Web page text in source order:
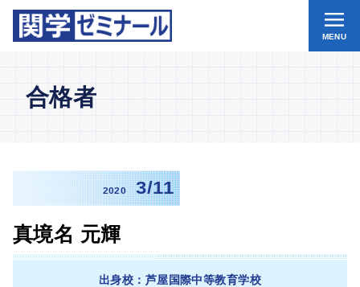
MENU
合格者
2020 3/11
真境名 元輝
出身校：芦屋国際中等教育学校